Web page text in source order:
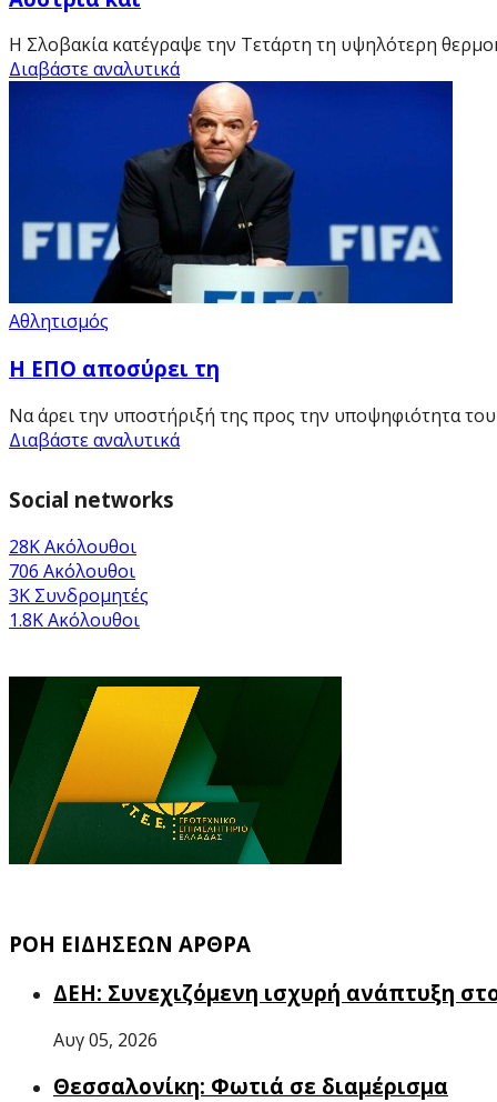
Η Σλοβακία κατέγραψε την Τετάρτη τη υψηλότερη
Διαβάστε αναλυτικά
Αθλητισμός
Η ΕΠΟ αποσύρει τη
Να άρει την υποστήριξή της προς την υποψηφιότητα του
Διαβάστε αναλυτικά
Social networks
28KΑκόλουθοι
706 Ακόλουθοι
3K Συνδρομητές
1.8KΑκόλουθοι
ΡΟΗ ΕΙΔΗΣΕΩΝ ΑΡΘΡΑ
ΔΕΗ: Συνεχιζόμενη ισχυρή ανάπτυξη
Αυγ 05, 2026
Θεσσαλονίκη: Φωτιά σε διαμέρισμα